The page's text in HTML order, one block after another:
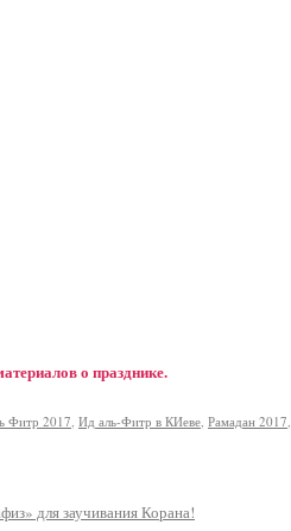
о празднике.
Фитр 2017, Ид аль-Фитр в КИеве, Рамадан 2017,
для заучивания Корана!